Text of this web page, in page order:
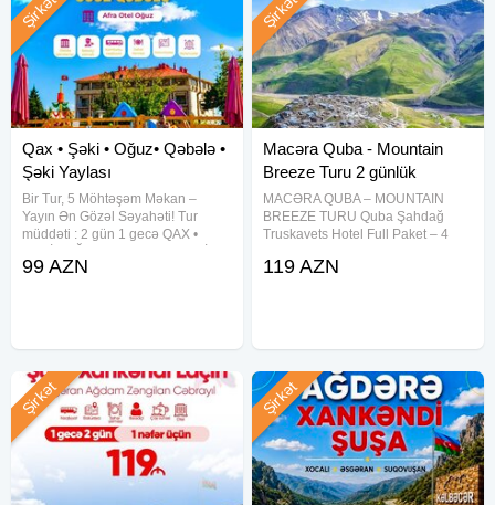
Qax • Şəki • Oğuz• Qəbələ •
Şəki Yaylası
Bir Tur, 5 Möhtəşəm Məkan –
Yayın Ən Gözəl Səyahəti! Tur
müddəti : 2 gün 1 gecə QAX •
YAYLASI Qiymət: Otel Binasında
Şirkət
99 AZN
Macəra Quba - Mountain
Breeze Turu 2 günlük
MACƏRA QUBA – MOUNTAIN
BREEZE TURU Quba Şahdağ
Truskavets Hotel Full Paket – 4
━━━━━━━━━━━━━━ Tarixlər: 08-09
Şirkət
119 AZN
Şirkət Şirkət